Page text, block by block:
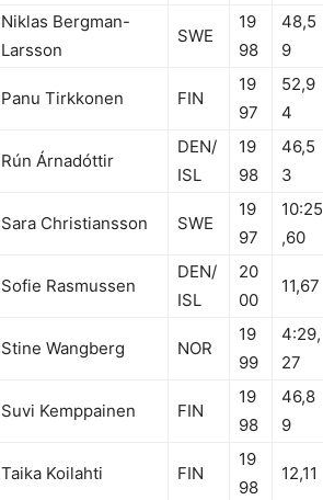
Niklas Bergman-
Larsson
SWE
19
98
48,5
9
Panu Tirkkonen FIN
19
97
52,9
4
Rún Árnadóttir
DEN/
ISL
19
98
46,5
3
Sara Christiansson SWE
19
97
10:25
,60
Sofie Rasmussen
DEN/
ISL
20
00
11,67
Stine Wangberg NOR
19
99
4:29,
27
Suvi Kemppainen FIN
19
98
46,8
9
Taika Koilahti FIN
19
98
12,11